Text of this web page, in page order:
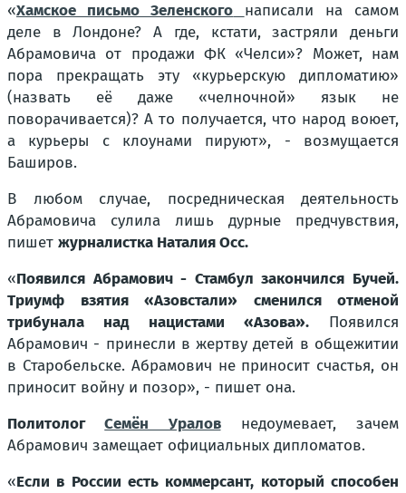
«Хамское письмо Зеленского
написали на самом
деле в Лондоне? А где, кстати, застряли деньги
Абрамовича от продажи ФК «Челси»? Может, нам
пора прекращать эту «курьерскую дипломатию»
(назвать её даже «челночной» язык не
поворачивается)? А то получается, что народ воюет,
а курьеры с клоунами пируют», - возмущается
Баширов.
В любом случае, посредническая деятельность
Абрамовича сулила лишь дурные предчувствия,
пишет журналистка Наталия Осс.
«Появился Абрамович - Стамбул закончился Бучей.
Триумф взятия «Азовстали» сменился отменой
трибунала над нацистами «Азова».Появился
Абрамович - принесли в жертву детей в общежитии
в Старобельске. Абрамович не приносит счастья, он
приносит войну и позор», - пишет она.
ПолитологСемён Ураловнедоумевает, зачем
Абрамович замещает официальных дипломатов.
«Если в России есть коммерсант, который способен